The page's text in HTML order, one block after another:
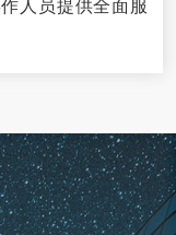
人员提供全面服